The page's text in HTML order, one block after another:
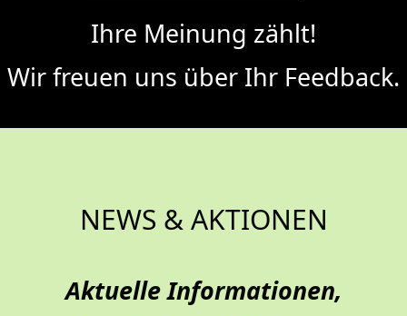
Ihre Meinung zählt!
Wir freuen uns über Ihr Feedback.
NEWS & AKTIONEN
Aktuelle Informationen,